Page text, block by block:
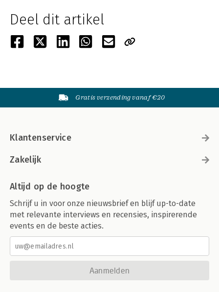
Deel dit artikel
Gratis verzending vanaf €20
Klantenservice
Zakelijk
Altijd op de hoogte
Schrijf u in voor onze nieuwsbrief en blijf up-to-date
met relevante interviews en recensies, inspirerende
events en de beste acties.
Aanmelden